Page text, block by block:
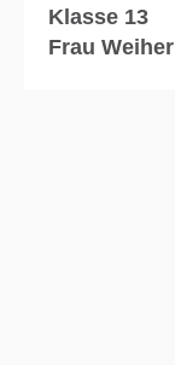
Klasse 13
Frau Weiher